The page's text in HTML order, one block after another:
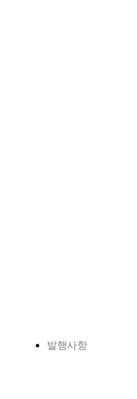
발행사항